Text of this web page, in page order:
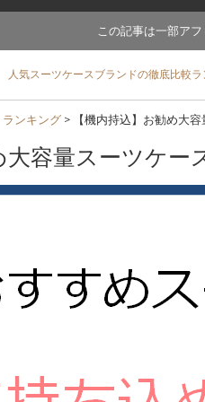
この記事は一部ア
人気スーツケースブランドの徹底比較
ランキング> 【機内持込】お勧め大
大容量スーツケー